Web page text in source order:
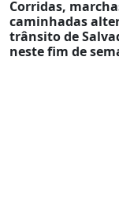
Corridas,
caminhadas
trânsito de
neste fim de